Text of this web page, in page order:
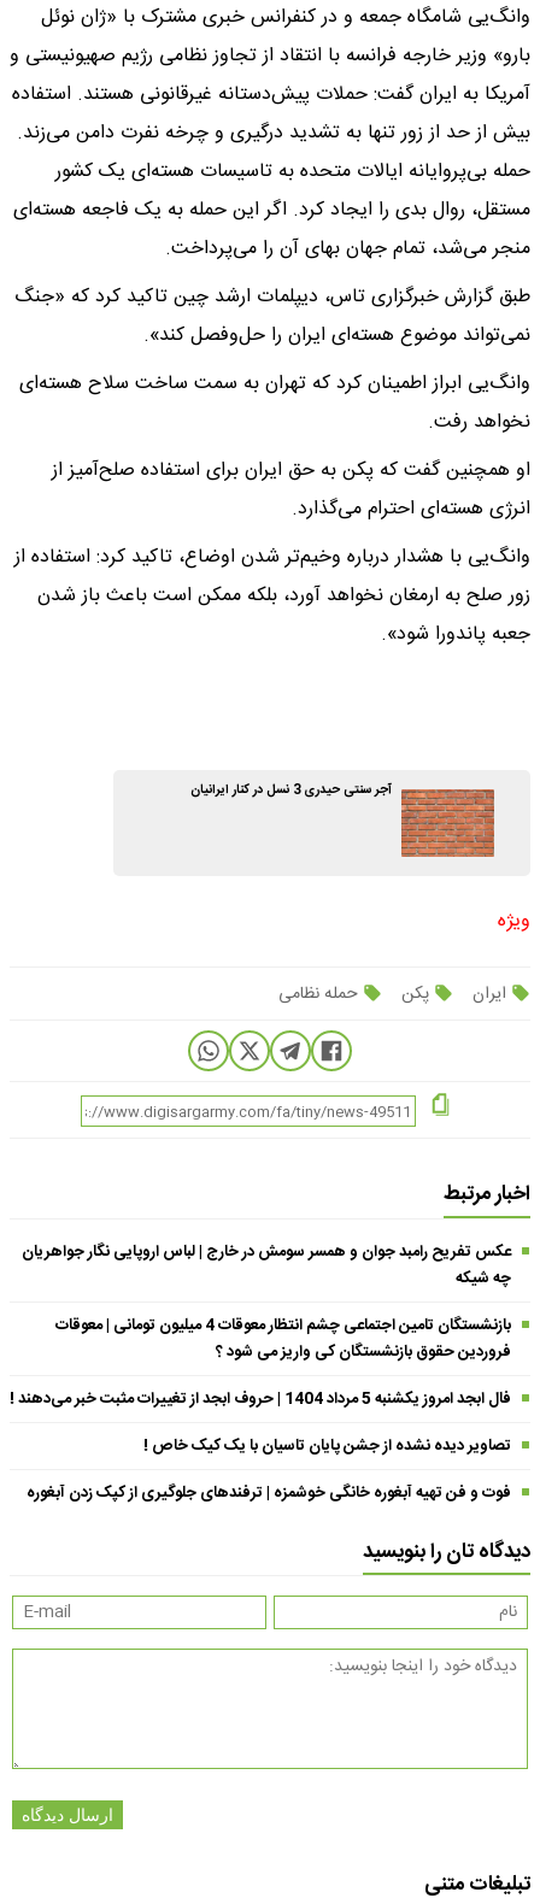
وانگ‌یی شامگاه جمعه و در کنفرانس خبری مشترک با «ژان نوئل
بارو» وزیر خارجه فرانسه با انتقاد از تجاوز نظامی رژیم صهیونیستی و
آمریکا به ایران گفت: حملات پیش‌دستانه غیرقانونی هستند. استفاده
بیش از حد از زور تنها به تشدید درگیری و چرخه نفرت دامن می‌زند.
حمله بی‌پروایانه ایالات متحده به تاسیسات هسته‌ای یک کشور
مستقل، روال بدی را ایجاد کرد. اگر این حمله به یک فاجعه هسته‌ای
منجر می‌شد، تمام جهان بهای آن را می‌پرداخت.
طبق گزارش خبرگزاری تاس، دیپلمات ارشد چین تاکید کرد که «جنگ
نمی‌تواند موضوع هسته‌ای ایران را حل‌وفصل کند».
وانگ‌یی ابراز اطمینان کرد که تهران به سمت ساخت سلاح هسته‌ای
نخواهد رفت.
او همچنین گفت که پکن به حق ایران برای استفاده صلح‌آمیز از
انرژی هسته‌ای احترام می‌گذارد.
وانگ‌یی با هشدار درباره وخیم‌تر شدن اوضاع، تاکید کرد: استفاده از
زور صلح به ارمغان نخواهد آورد، بلکه ممکن است باعث باز شدن
جعبه پاندورا شود».
آجر سنتی حیدری 3 نسل در کنار ایرانیان
ویژه
ایران پکن حمله نظامی
اخبار مرتبط
عکس تفریح رامبد جوان و همسر سومش در خارج | لباس اروپایی نگار جواهریان
چه شیکه
بازنشستگان تامین اجتماعی چشم انتظار معوقات 4 میلیون تومانی | معوقات
فروردین حقوق بازنشستگان کی واریز می شود ؟
فال ابجد امروز یکشنبه 5 مرداد 1404 | حروف ابجد از تغییرات مثبت خبر می‌دهند !
تصاویر دیده نشده از جشن پایان تاسیان با یک کیک خاص !
فوت و فن تهیه آبغوره خانگی خوشمزه | ترفندهای جلوگیری از کپک زدن آبغوره
دیدگاه تان را بنویسید
ارسال دیدگاه
تبلیغات متنی